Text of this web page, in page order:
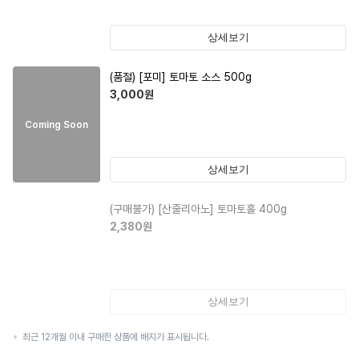
상세보기
Coming Soon
(품절) [포미] 토마토 소스 500g
3,000원
상세보기
(구매불가) [산줄리아노] 토마토홀 400g
2,380원
상세보기
최근 12개월 이내 구매한 상품에 배지가 표시됩니다.